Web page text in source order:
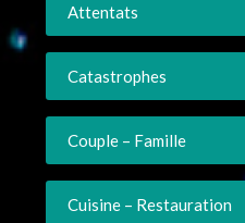
Attentats
Catastrophes
Couple – Famille
Cuisine – Restauration